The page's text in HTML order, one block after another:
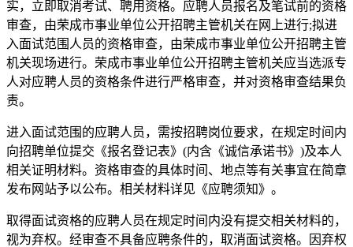
实，立即取消考试、聘用资格。应聘人员报名及笔试前的资格
审查，由荣成市事业单位公开招聘主管机关在网上进行;拟进
入面试范围人员的资格审查，由荣成市事业单位公开招聘主管
机关现场进行。荣成市事业单位公开招聘主管机关应当选派专
人对应聘人员的资格条件进行严格审查，并对资格审查结果负
责。
进入面试范围的应聘人员，需按招聘岗位要求，在规定时间内
向招聘单位提交《报名登记表》(内含《诚信承诺书》)及本人
相关证明材料。资格审查的具体时间、地点等有关事宜在简章
发布网站予以公布。相关材料详见《应聘须知》。
取得面试资格的应聘人员在规定时间内没有提交相关材料的，
视为弃权。经审查不具备应聘条件的，取消面试资格。因弃权